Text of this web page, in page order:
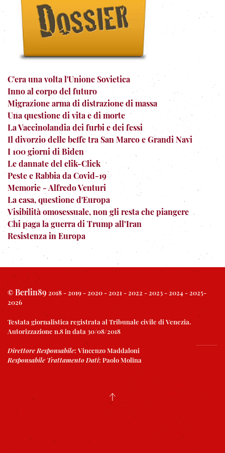
C'era una volta l'Unione Sovietica
Inno al corpo del futuro
Migrazione arma di distrazione di massa
Una questione di vita e di morte
La Vaccinolandia dei furbi e dei fessi
Il divorzio delle beffe tra San Marco e Grandi Navi
I 100 giorni di Biden
Le dannate del clik-Click
Peste e Rabbia da Covid-19
Memorie - Alfredo Venturi
La casa, questione d'Europa
Visibilità omosessuale, non gli resta che piangere
Chi paga la guerra di Trump all’Iran
Resistenza in Europa
© Berlin89 2018 - 2019 - 2020 - 2021 - 2022 - 2023 - 2024 - 2025-
2026
Testata giornalistica registrata al Tribunale civile di Venezia.
Autorizzazione n.8 in data 30/08/2018
Direttore Responsabile: Vincenzo Maddaloni
Responsabile Trattamento Dati: Paolo Molina